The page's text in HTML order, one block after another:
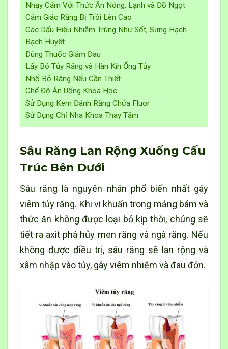
Nhạy Cảm Với Thức Ăn Nóng, Lạnh và Đồ Ngọt
Cảm Giác Răng Bị Trồi Lên Cao
Các Dấu Hiệu Nhiễm Trùng Như Sốt, Sưng Hạch
Bạch Huyết
Dùng Thuốc Giảm Đau
Lấy Bỏ Tủy Răng và Hàn Kín Ống Tủy
Nhổ Bỏ Răng Nếu Cần Thiết
Chế Độ Ăn Uống Khoa Học
Sử Dụng Kem Đánh Răng Chứa Fluor
Sử Dụng Chỉ Nha Khoa Thay Tăm
Sâu Răng Lan Rộng Xuống Cấu
Trúc Bên Dưới
Sâu răng là nguyên nhân phổ biến nhất gây
viêm tủy răng. Khi vi khuẩn trong mảng bám và
thức ăn không được loại bỏ kịp thời, chúng sẽ
tiết ra axit phá hủy men răng và ngà răng. Nếu
không được điều trị, sâu răng sẽ lan rộng và
xâm nhập vào tủy, gây viêm nhiễm và đau đớn.